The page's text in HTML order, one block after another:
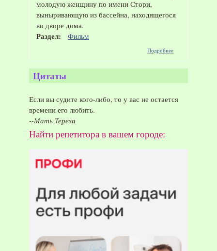
молодую женщину по имени Стори,
выныривающую из бассейна, находящегося
во дворе дома.
Раздел: Фильм
Подробнее
Цитаты
Если вы судите кого-либо, то у вас не остается
времени его любить.
--Мать Тереза
Найти репетитора в вашем городе: